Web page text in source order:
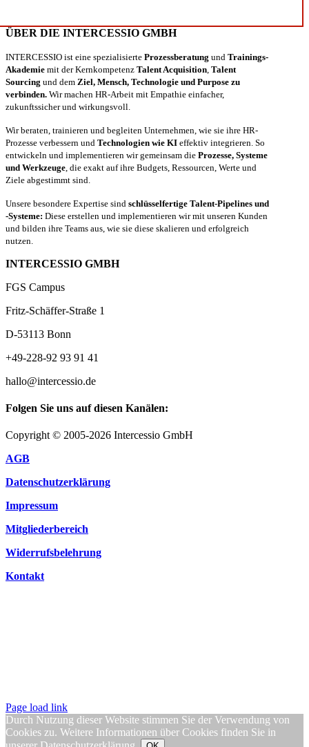
ÜBER DIE INTERCESSIO GMBH
INTERCESSIO ist eine spezialisierte Prozessberatung und Trainings-
Akademie mit der Kernkompetenz Talent Acquisition Talent
Sourcing und dem Ziel, Mensch, Technologie und Purpose zu
verbinden. Wir machen HR-Arbeit mit Empathie einfacher,
zukunftssicher und wirkungsvoll.
Wir beraten, trainieren und begleiten Unternehmen, wie sie ihre HR-
Prozesse verbessern und Technologien wie KI effektiv integrieren. So
entwickeln und implementieren wir gemeinsam die Prozesse, Systeme
und Werkzeuge , die exakt auf ihre Budgets, Ressourcen, Werte und
Ziele abgestimmt sind.
Unsere besondere Expertise sind schlüsselfertige Talent-Pipelines und
-Systeme: Diese erstellen und implementieren wir mit unseren Kunden
und bilden ihre Teams aus, wie sie diese skalieren und erfolgreich
nutzen.
INTERCESSIO GMBH
FGS Campus
Fritz-Schäffer-Straße 1
D-53113 Bonn
+49-228-92 93 91 41
hallo@intercessio.de
Folgen Sie uns auf diesen Kanälen:
Copyright © 2005-2026 Intercessio GmbH
AGB
Datenschutzerklärung
Impressum
Mitgliederbereich
Widerrufsbelehrung
Kontakt
Page load link
Durch Nutzung dieser Website stimmen Sie der Verwendung von
Cookies zu. Weitere Informationen über Cookies finden Sie in